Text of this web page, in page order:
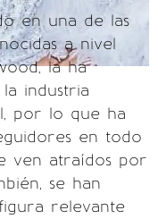
en una de las
a nivel
la ha
industria
por lo que ha
en todo
ven atraídos por
se han
relevante